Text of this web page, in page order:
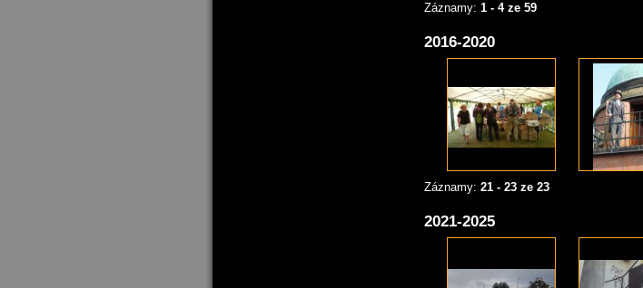
Záznamy: 1 - 4 ze 59
2016-2020
Záznamy: 21 - 23 ze 23
2021-2025